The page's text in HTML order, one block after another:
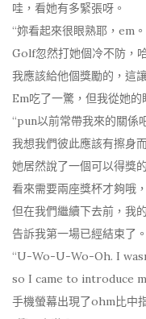
哇，看她有多緊張呀。
“妳看起來很眼熟耶，em
Golf忽然打她個冷不防，
我應該給他個獎勵的，這
Em吃了一驚，但我從她
“pun以前常帶我來的關係
我想我們彼此應該有擦身
她居然說了一個可以得獎
看來需要兩座獎杯才夠哦，
但在我們繼續下去前，我
告訴我第一場已經結束了。
“U-Wo-U-Wo-Oh. I
so I came to introduce
手機螢幕出現了ohm比中